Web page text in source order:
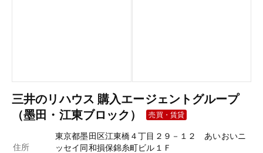
三井のリハウス 購入エージェントグループ
（墨田・江東ブロック）
売買・賃貸
住所
東京都墨田区江東橋４丁目２９－１２ あいおいニ
ッセイ同和損保錦糸町ビル１Ｆ